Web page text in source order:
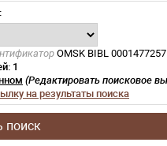
OMSK BIBL 0001477257
1
(Редактировать поисковое
на результаты поиска
поиск